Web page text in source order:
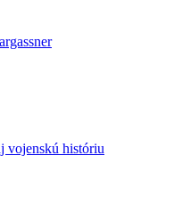
vojenskú históriu